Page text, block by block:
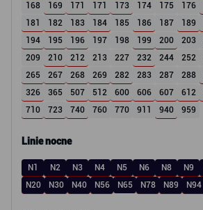
168
169 171 171 173 174 175 176
181
182 183 184 185 186 187 189
194
195 196 197 198 199 200 203
209
210 212 213 227 232 244 252
265
267 268 269 282 283 287 288
326
365 507 512 600 606 607 612
710
723 740 760 770 911 940 959
Linie nocne
N1 N2 N3 N4 N5 N6 N8 N9
N20
N30 N40 N56 N65 N78 N89 N94